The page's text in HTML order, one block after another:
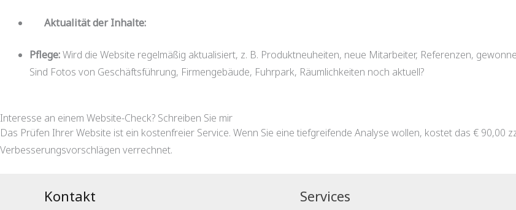
Aktualität der Inhalte:
Pflege:Wird die Website regelmäßig aktualisiert, z. B. Produktneuheiten, neue Mitarbeiter, Referenzen,
Sind Fotos von Geschäftsführung, Firmengebäude, Fuhrpark, Räumlichkeiten noch aktuell?
Interesse an einem Website-Check? Schreiben Sie mir
Das Prüfen Ihrer Website ist ein kostenfreier Service. Wenn Sie eine tiefgreifende Analyse wollen, kostet das € 90,00
Verbesserungsvorschlägen verrechnet.
Kontakt Services